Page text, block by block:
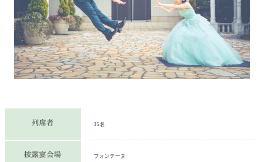
35名
フォンテーヌ